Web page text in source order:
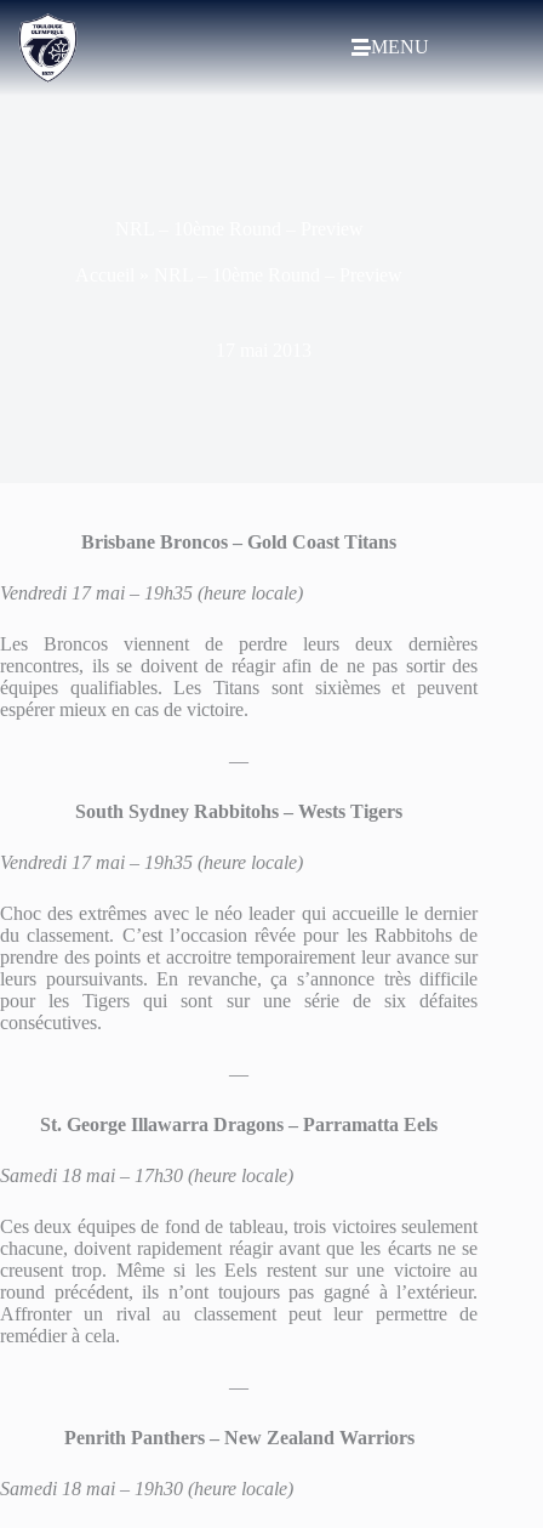
MENU
Brisbane Broncos – Gold Coast Titans
Vendredi 17 mai – 19h35 (heure locale)
Les Broncos viennent de perdre leurs deux dernières
rencontres, ils se doivent de réagir afin de ne pas sortir des
équipes qualifiables. Les Titans sont sixièmes et peuvent
espérer mieux en cas de victoire.
—
South Sydney Rabbitohs – Wests Tigers
Vendredi 17 mai – 19h35 (heure locale)
Choc des extrêmes avec le néo leader qui accueille le dernier
du classement. C’est l’occasion rêvée pour les Rabbitohs de
prendre des points et accroitre temporairement leur avance sur
leurs poursuivants. En revanche, ça s’annonce très difficile
pour les Tigers qui sont sur une série de six défaites
consécutives.
—
St. George Illawarra Dragons – Parramatta Eels
Samedi 18 mai – 17h30 (heure locale)
Ces deux équipes de fond de tableau, trois victoires seulement
chacune, doivent rapidement réagir avant que les écarts ne se
creusent trop. Même si les Eels restent sur une victoire au
round précédent, ils n’ont toujours pas gagné à l’extérieur.
Affronter un rival au classement peut leur permettre de
remédier à cela.
—
Penrith Panthers – New Zealand Warriors
Samedi 18 mai – 19h30 (heure locale)